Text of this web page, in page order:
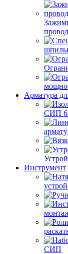
Арматура
СИП
Инструмент
СИП